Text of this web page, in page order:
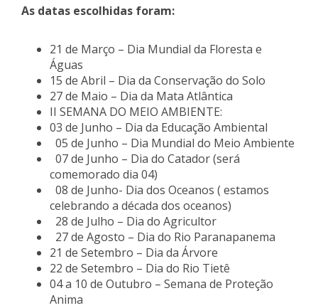
As datas escolhidas foram:
21 de Março – Dia Mundial da Floresta e
Águas
15 de Abril – Dia da Conservação do Solo
27 de Maio – Dia da Mata Atlântica
II SEMANA DO MEIO AMBIENTE:
03 de Junho – Dia da Educação Ambiental
05 de Junho – Dia Mundial do Meio Ambiente
07 de Junho – Dia do Catador (será
comemorado dia 04)
08 de Junho- Dia dos Oceanos ( estamos
celebrando a década dos oceanos)
28 de Julho – Dia do Agricultor
27 de Agosto – Dia do Rio Paranapanema
21 de Setembro – Dia da Árvore
22 de Setembro – Dia do Rio Tietê
04 a 10 de Outubro – Semana de Proteção
Anima